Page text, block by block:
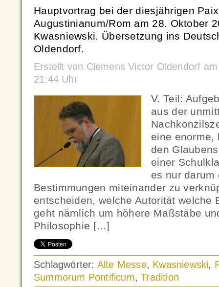
Hauptvortrag bei der diesjährigen
Augustinianum/Rom am 28. Oktober
Kwasniewski. Übersetzung ins
Oldendorf.
Erstellt von Clemens Victor Oldendorf
21:44 Uhr
V. Teil:
aus der
eine enorme,
den
einer
es nur darum
Bestimmungen miteinander zu
entscheiden, welche Autorität welche
geht nämlich um höhere Maßstäbe
Philosophie […]
Schlagwörter: Alte Messe, Kwasniewski,
Summorum Pontificum,Tradition